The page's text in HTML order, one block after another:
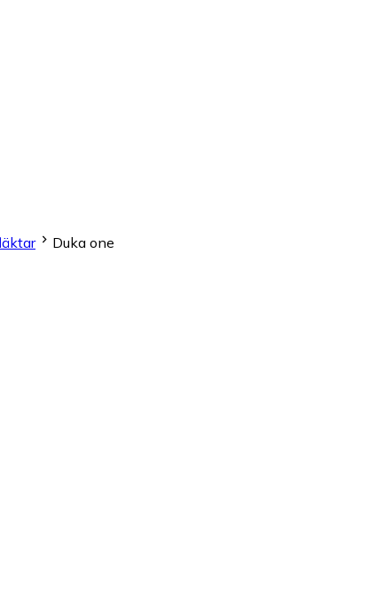
Duka one